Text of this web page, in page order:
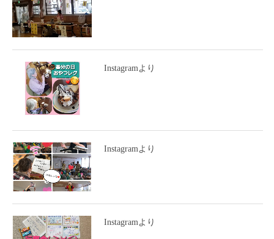
Instagramより
Instagramより
Instagramより